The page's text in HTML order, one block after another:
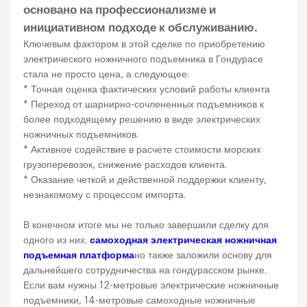
основано на профессионализме и
инициативном подходе к обслуживанию.
Ключевым фактором в этой сделке по приобретению
электрического ножничного подъемника в Гондурасе
стала не просто цена, а следующее:
* Точная оценка фактических условий работы клиента
* Переход от шарнирно-сочлененных подъемников к
более подходящему решению в виде электрических
ножничных подъемников.
* Активное содействие в расчете стоимости морских
грузоперевозок, снижение расходов клиента.
* Оказание четкой и действенной поддержки клиенту,
незнакомому с процессом импорта.
В конечном итоге мы не только завершили сделку для
одного из них.самоходная электрическая ножничная
подъемная платформано также заложили основу для
дальнейшего сотрудничества на гондурасском рынке.
Если вам нужны 12-метровые электрические ножничные
подъемники, 14-метровые самоходные ножничные